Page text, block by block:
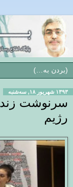
۱۳۹۳ شهریور ۱۸, سه‌شنبه
سرنوشت
رژیم